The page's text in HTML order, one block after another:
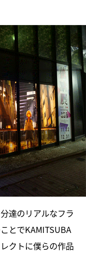
達のリアルなフラ
とでKAMITSUBA
クトに僕らの作品